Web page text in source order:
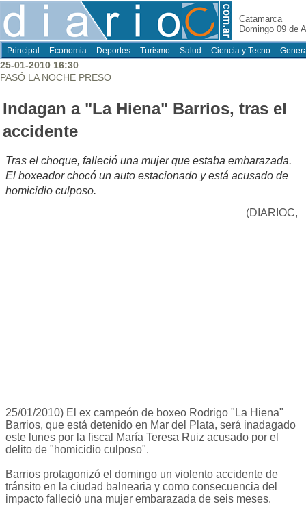
Catamarca
Domingo 09 de
Principal Economia Deportes Turismo Salud Ciencia y Tecno
25-01-2010 16:30
PASÓ LA NOCHE PRESO
Indagan a "La Hiena" Barrios, tras el
accidente
Tras el choque, falleció una mujer que estaba embarazada.
El boxeador chocó un auto estacionado y está acusado de
homicidio culposo.
(DIARIOC,
25/01/2010) El ex campeón de boxeo Rodrigo "La Hiena"
Barrios, que está detenido en Mar del Plata, será inadagado
este lunes por la fiscal María Teresa Ruiz acusado por el
delito de "homicidio culposo".
Barrios protagonizó el domingo un violento accidente de
tránsito en la ciudad balnearia y como consecuencia del
impacto falleció una mujer embarazada de seis meses.